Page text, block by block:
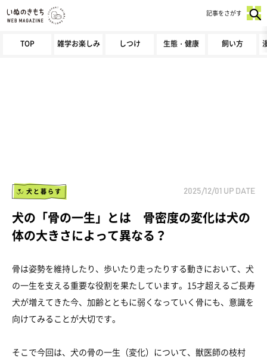
TOP 雑学お楽しみ しつけ 生態・健康 飼い方
記事をさがす
犬と暮らす 2025/12/01 UP DATE
犬の「骨の一生」とは 骨密度の変化は犬の
体の大きさによって異なる？
骨は姿勢を維持したり、歩いたり走ったりする動きにおいて、犬
の一生を支える重要な役割を果たしています。15才超えるご長寿
犬が増えてきた今、加齢とともに弱くなっていく骨にも、意識を
向けてみることが大切です。
そこで今回は、犬の骨の一生（変化）について、獣医師の枝村